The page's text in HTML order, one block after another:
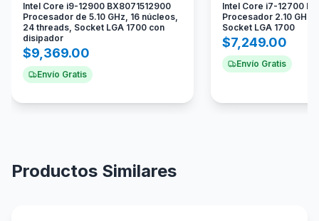
Intel Core i9-12900 BX8071512900
Procesador de 5.10 GHz, 16 núcleos,
24 threads, Socket LGA 1700 con
disipador
$9,369.00
Envío Gratis
Intel Core i7-12700
Procesador 2.10 GHz
Socket LGA 1700
$7,249.00
Envío Gratis
Productos Similares